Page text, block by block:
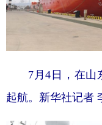
7月4日，在山
起航。新华社记者